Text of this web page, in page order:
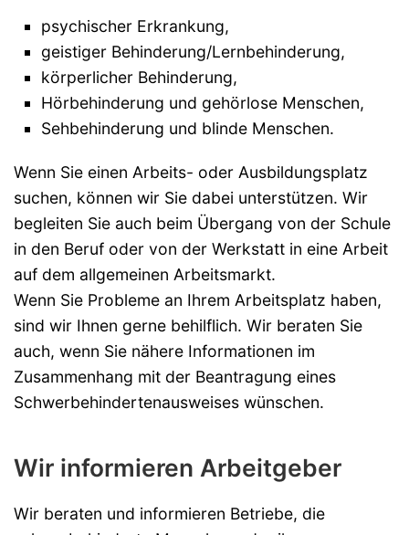
psychischer Erkrankung,
geistiger Behinderung/Lernbehinderung,
körperlicher Behinderung,
Hörbehinderung und gehörlose Menschen,
Sehbehinderung und blinde Menschen.
Wenn Sie einen Arbeits- oder Ausbildungsplatz
suchen, können wir Sie dabei unterstützen. Wir
begleiten Sie auch beim Übergang von der Schule
in den Beruf oder von der Werkstatt in eine Arbeit
auf dem allgemeinen Arbeitsmarkt.
Wenn Sie Probleme an Ihrem Arbeitsplatz haben,
sind wir Ihnen gerne behilflich. Wir beraten Sie
auch, wenn Sie nähere Informationen im
Zusammenhang mit der Beantragung eines
Schwerbehindertenausweises wünschen.
Wir informieren Arbeitgeber
Wir beraten und informieren Betriebe, die